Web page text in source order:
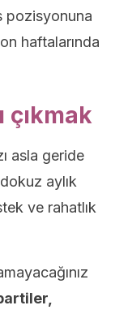
pozisyonuna
haftalarında
çıkmak
asla geride
dokuz aylık
ve rahatlık